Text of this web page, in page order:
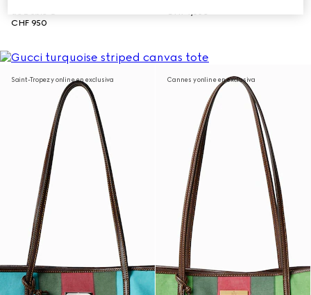
de Doble G
CHF 950
CHF 1,830
Saint-Tropez y online en exclusiva Cannes y online en exclusiva